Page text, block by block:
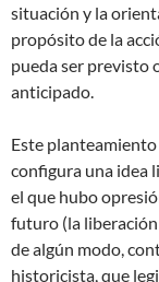
situación y la
propósito de la
pueda ser previsto
anticipado.
Este
configura una idea
el que hubo
futuro (la liberación
de algún modo,
historicista, que